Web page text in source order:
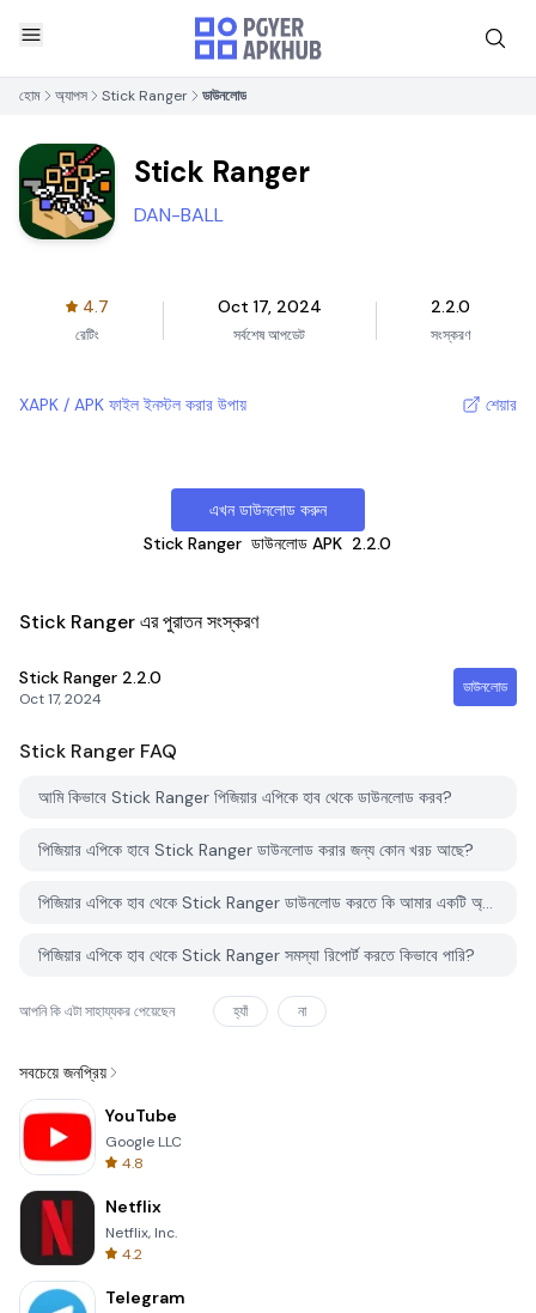
হোম অ্যাপস Stick Ranger ডাউনলোড
Stick Ranger
DAN-BALL
4.7
রেটিং
Oct 17, 2024
সর্বশেষ আপডেট
2.2.0
সংস্করণ
XAPK / APK ফাইল ইনস্টল করার উপায় শেয়ার
এখন ডাউনলোড করুন
Stick Ranger ডাউনলোড APK 2.2.0
Stick Ranger এর পুরাতন সংস্করণ
Stick Ranger 2.2.0
Oct 17, 2024
ডাউনলোড
Stick Ranger FAQ
আমি কিভাবে Stick Ranger পিজিয়ার এপিকে হাব থেকে ডাউনলোড করব?
পিজিয়ার এপিকে হাবে Stick Ranger ডাউনলোড করার জন্য কোন খরচ আছে?
পিজিয়ার এপিকে হাব থেকে Stick Ranger ডাউনলোড করতে কি আমার একটি অ্যাকাউন্ট দরকার?
পিজিয়ার এপিকে হাব থেকে Stick Ranger সমস্যা রিপোর্ট করতে কিভাবে পারি?
আপনি কি এটা সাহায্যকর পেয়েছেন হ্যাঁ না
সবচেয়ে জনপ্রিয়
YouTube
Google LLC
4.8
Netflix
Netflix, Inc.
4.2
Telegram